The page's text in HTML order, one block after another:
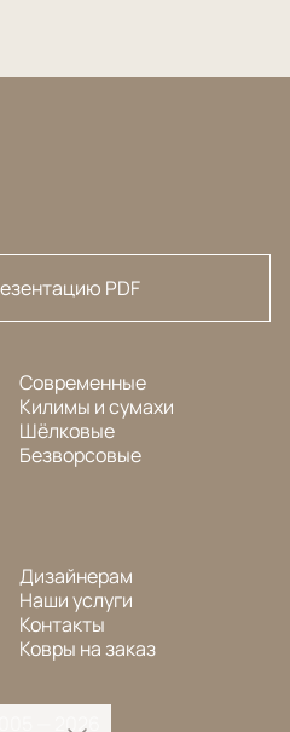
PDF
Современные
Килимы и сумахи
Шёлковые
Безворсовые
Дизайнерам
Наши услуги
Контакты
Ковры на заказ
— 2026